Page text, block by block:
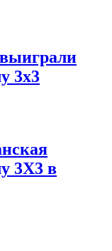
3х3
3Х3 в